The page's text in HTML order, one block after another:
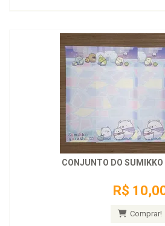
CONJUNTO DO
R$
Comprar!